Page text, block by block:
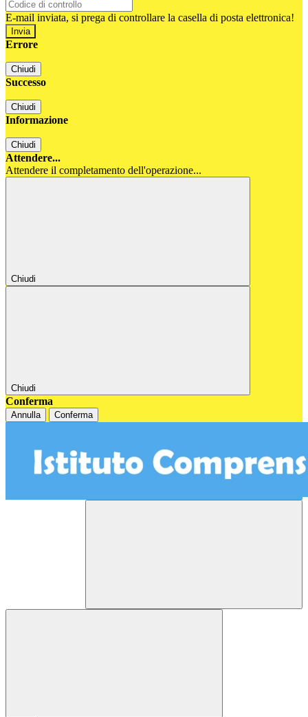
E-mail inviata, si prega di controllare la casella di posta elettronica!
Errore
Chiudi
Successo
Chiudi
Informazione
Chiudi
Attendere...
Attendere il completamento dell'operazione...
Chiudi
Chiudi
Conferma
Annulla Conferma